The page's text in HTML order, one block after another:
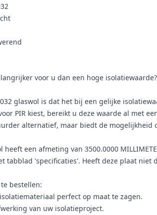
voor u dan een hoge
glaswol is dat het bij een gelijke
PIR kiest, bereikt u deze waarde al met
alternatief, maar biedt de mogelijkheid
een afmeting van 3500.0000
tabblad 'specificaties'. Heeft deze plaat niet
bestellen:
perfect op maat te zagen.
van uw isolatieproject.